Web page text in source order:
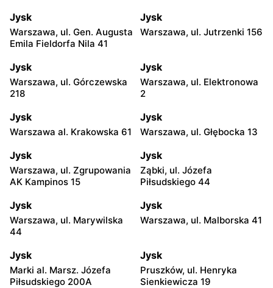
Jysk
Warszawa, ul. Gen. Augusta
Emila Fieldorfa Nila 41
Jysk
Warszawa, ul. Jutrzenki 156
Jysk
Warszawa, ul. Górczewska
218
Jysk
Warszawa, ul. Elektronowa
2
Jysk
Warszawa al. Krakowska 61
Jysk
Warszawa, ul. Głębocka 13
Jysk
Warszawa, ul. Zgrupowania
AK Kampinos 15
Jysk
Ząbki, ul. Józefa
Piłsudskiego 44
Jysk
Warszawa, ul. Marywilska
44
Jysk
Warszawa, ul. Malborska 41
Jysk
Marki al. Marsz. Józefa
Piłsudskiego 200A
Jysk
Pruszków, ul. Henryka
Sienkiewicza 19